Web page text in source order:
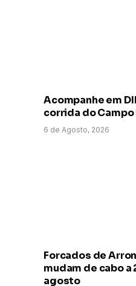
Acompanhe em
corrida do
6 de Agosto, 2026
Forcados de
mudam de cabo a
agosto